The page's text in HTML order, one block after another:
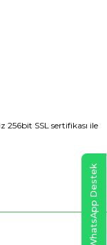
256bit SSL sertifikası ile
WhatsApp Destek